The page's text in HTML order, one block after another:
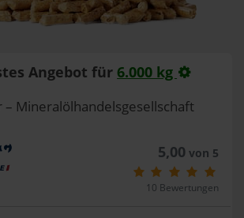
Angebot für 6.000 kg
– Mineralölhandelsgesellschaft
5,00 von 5
10 Bewertungen